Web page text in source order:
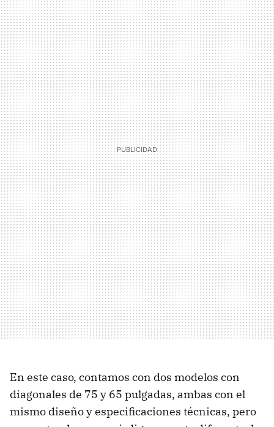
En este caso, contamos con dos modelos con
diagonales de 75 y 65 pulgadas, ambas con el
mismo diseño y especificaciones técnicas, pero